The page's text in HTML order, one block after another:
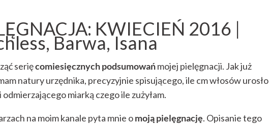
KWIECIEŃ 2016 |
Barwa, Isana
serięcomiesięcznych podsumowańmojej pielęgnacji. Jak już
natury urzędnika, precyzyjnie spisującego, ile cm włosów urosło
miarką czego ile zużyłam.
na moim kanale pyta mnie omoją pielęgnację. Opisanie tego